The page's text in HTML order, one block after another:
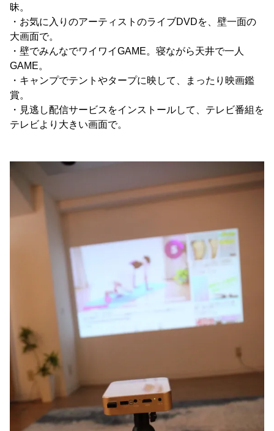
昧。
・お気に入りのアーティストのライブDVDを、壁一面の
大画面で。
・壁でみんなでワイワイGAME。寝ながら天井で一人
GAME。
・キャンプでテントやタープに映して、まったり映画鑑
賞。
・見逃し配信サービスをインストールして、テレビ番組を
テレビより大きい画面で。